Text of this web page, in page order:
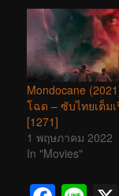
Mondocane
โฉด – ซับไทยเต็มเ
[1271]
1 พฤษภาคม 2022
In "Movies"